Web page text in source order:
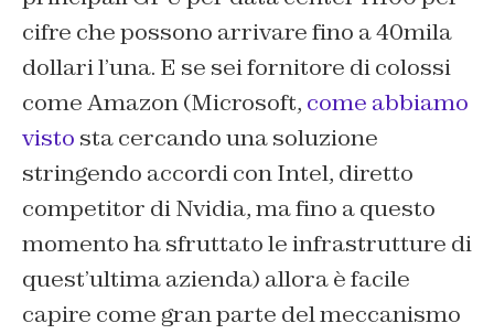
cifre che possono arrivare fino a 40mila
dollari l’una. E se sei fornitore di colossi
come Amazon (Microsoft, come abbiamo
visto sta cercando una soluzione
stringendo accordi con Intel, diretto
competitor di Nvidia, ma fino a questo
momento ha sfruttato le infrastrutture di
quest’ultima azienda) allora è facile
capire come gran parte del meccanismo